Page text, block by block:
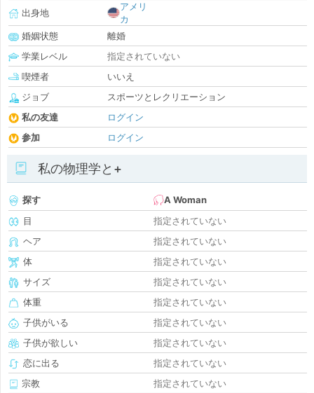
出身地
アメリ
カ
婚姻状態
離婚
学業レベル
指定されていない
喫煙者
いいえ
ジョブ
スポーツとレクリエーション
私の友達
ログイン
参加
ログイン
私の物理学と+
探す
A Woman
目
指定されていない
ヘア
指定されていない
体
指定されていない
サイズ
指定されていない
体重
指定されていない
子供がいる
指定されていない
子供が欲しい
指定されていない
恋に出る
指定されていない
宗教
指定されていない